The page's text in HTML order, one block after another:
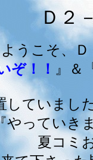
Ｄ２
ようこそ、
ぞ！！ 』＆
していまし
やっていき
夏コミ